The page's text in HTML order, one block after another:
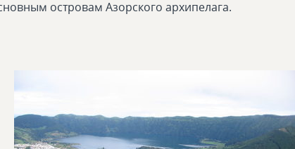
островам Азорского архипелага.